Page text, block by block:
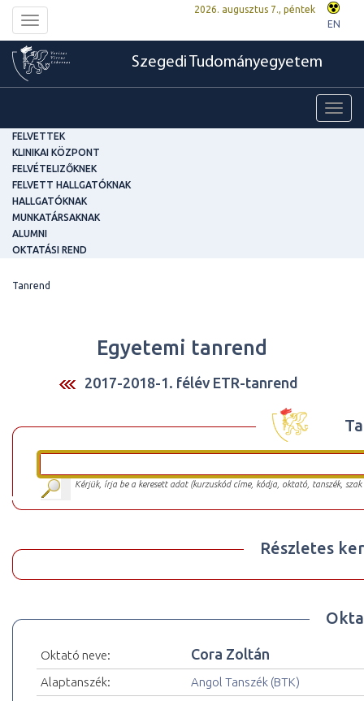
Toggle
navigation
2026. augusztus 7., péntek
EN
Szegedi Tudományegyetem
FELVETTEK
KLINIKAI KÖZPONT
FELVÉTELIZŐKNEK
FELVETT HALLGATÓKNAK
HALLGATÓKNAK
MUNKATÁRSAKNAK
ALUMNI
OKTATÁSI REND
Tanrend
Egyetemi tanrend
2017-2018-1. félév ETR-tanrend
Kérjük, írja be a keresett adat (kurzuskód címe, kódja, oktató, tanszék,
Részletes
Oktató neve: Cora Zoltán
Alaptanszék:
Angol Tanszék (BTK)